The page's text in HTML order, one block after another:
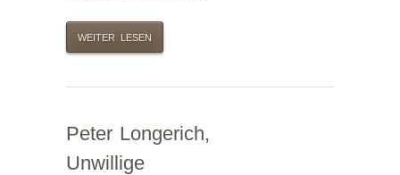
WEITER LESEN
Peter Longerich,
Unwillige